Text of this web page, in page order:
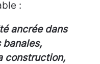
:
ancrée dans
banales,
construction,